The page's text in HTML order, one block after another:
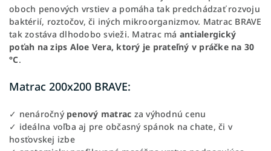
oboch penových vrstiev a pomáha tak predchádzať rozvoju
baktérií, roztočov, či iných mikroorganizmov. Matrac BRAVE
tak zostáva dlhodobo svieži. Matrac má antialergický
poťah na zips Aloe Vera, ktorý je prateľný v práčke na 30
°C.
Matrac 200x200 BRAVE:
✓ nenáročnýpenový matrac za výhodnú cenu
✓ ideálna voľba aj pre občasný spánok na chate, či v
hosťovskej izbe